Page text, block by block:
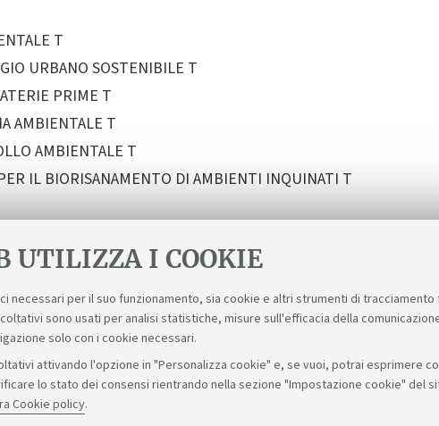
UTILIZZA I COOKIE
necessari per il suo funzionamento, sia cookie e altri strumenti di
sono usati per analisi statistiche, misure sull'efficacia della
solo con i cookie necessari.
attivando l'opzione in "Personalizza cookie" e, se vuoi, potrai esprimere
lo stato dei consensi rientrando nella sezione "Impostazione cookie" del
Cookie policy.
T
URBANO SOSTENIBILE T
PRIME T
AMBIENTALE T
AMBIENTALE T
IL BIORISANAMENTO DI AMBIENTI INQUINATI T